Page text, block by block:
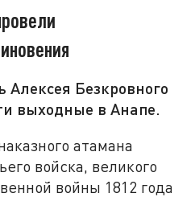
Алексея Безкровного
выходные в Анапе.
атамана
войска, великого
войны 1812 года